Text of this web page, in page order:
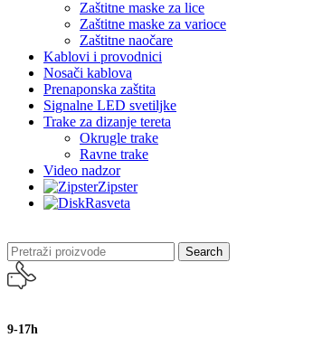
Zaštitne maske za lice
Zaštitne maske za varioce
Zaštitne naočare
Kablovi i provodnici
Nosači kablova
Prenaponska zaštita
Signalne LED svetiljke
Trake za dizanje tereta
Okrugle trake
Ravne trake
Video nadzor
Zipster
Rasveta
Search
9-17h